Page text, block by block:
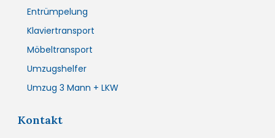
Entrümpelung
Klaviertransport
Möbeltransport
Umzugshelfer
Umzug 3 Mann + LKW
Kontakt